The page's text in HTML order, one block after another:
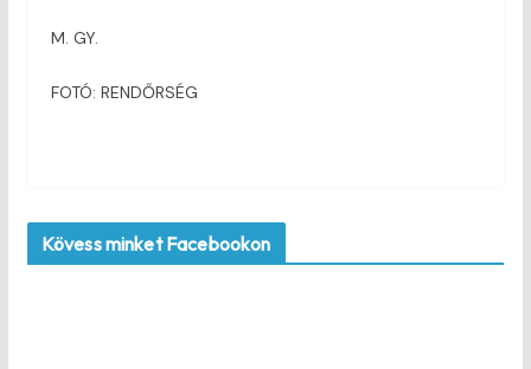
M. GY.
FOTÓ: RENDŐRSÉG
Kövess minket Facebookon